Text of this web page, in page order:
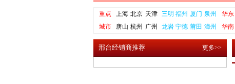
重点
城市
上海 北京 天津
唐山 杭州 广州
三明 福州 厦门 泉州
龙岩 宁德 莆田 漳州
华东
华南
邢台经销商推荐 更多>>